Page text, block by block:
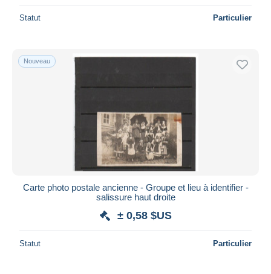
Statut Particulier
Nouveau
Carte photo postale ancienne - Groupe et lieu à identifier -
salissure haut droite
± 0,58 $US
Statut Particulier